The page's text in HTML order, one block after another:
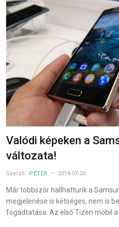
Valódi képeken a
változata!
Szerző: PÉTER 2014-07-20
Már többször hallhattunk a
megjelenése is kétséges, nem is
fogadtatása. Az első Tizen mobil a